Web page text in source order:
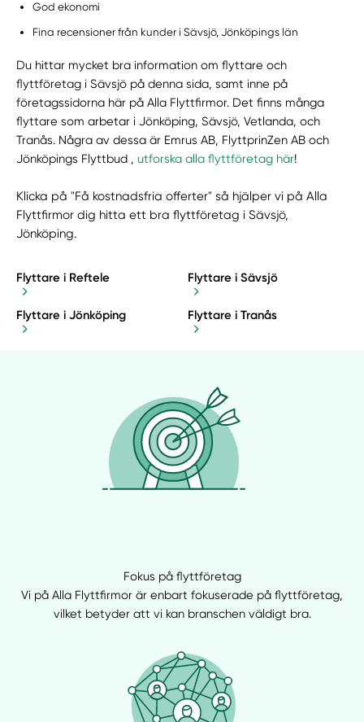
God ekonomi
Fina recensioner från kunder i Sävsjö, Jönköpings län
Du hittar mycket bra information om flyttare och
flyttföretag i Sävsjö på denna sida, samt inne på
företagssidorna här på Alla Flyttfirmor. Det finns många
flyttare som arbetar i Jönköping, Sävsjö, Vetlanda, och
Tranås. Några av dessa är Emrus AB, FlyttprinZen AB och
Jönköpings Flyttbud ,utforska alla flyttföretag här!
Klicka på "Få kostnadsfria offerter" så hjälper vi på Alla
Flyttfirmor dig hitta ett bra flyttföretag i Sävsjö,
Jönköping.
Flyttare i Reftele Flyttare i Sävsjö
Flyttare i Jönköping Flyttare i Tranås
Fokus på flyttföretag
Vi på Alla Flyttfirmor är enbart fokuserade på flyttföretag,
vilket betyder att vi kan branschen väldigt bra.